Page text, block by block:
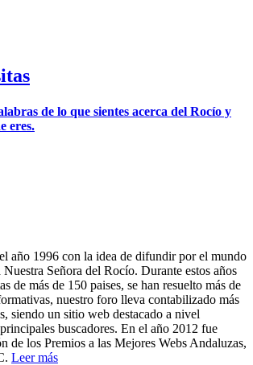
de lo que sientes acerca del Rocío y
eres.
año 1996 con la idea de difundir por el mundo
Señora del Rocío. Durante estos años
de más de 150 paises, se han resuelto más de
nuestro foro lleva contabilizado más
siendo un sitio web destacado a nivel
buscadores. En el año 2012 fue
de los Premios a las Mejores Webs Andaluzas,
Leer más